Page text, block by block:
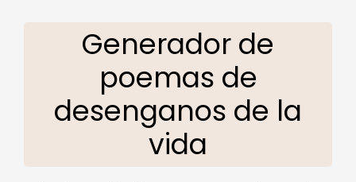
Generador de
poemas de
desenganos de la
vida